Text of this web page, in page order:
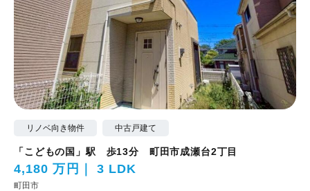
リノベ向き物件 中古戸建て
「こどもの国」駅 歩13分 町田市成瀬台2丁目
4,180 万円 3 LDK
町田市